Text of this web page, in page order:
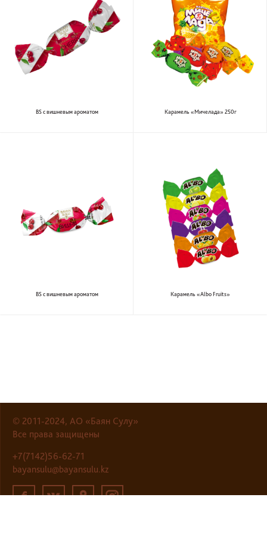
BS с вишневым ароматом Карамель «Мичелада» 250г
BS с вишневым ароматом Карамель «Albo Fruits»
© 2011-2024, АО «Баян Сулу»
Все права защищены
+7(7142)56-62-71
bayansulu@bayansulu.kz